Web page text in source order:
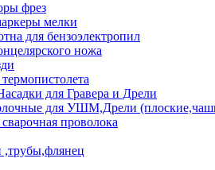
фрез
мелки
для бензоэлектропил
ножа
для Гравера и Дрели
для УШМ,Дрели
проволока
,трубы,флянец